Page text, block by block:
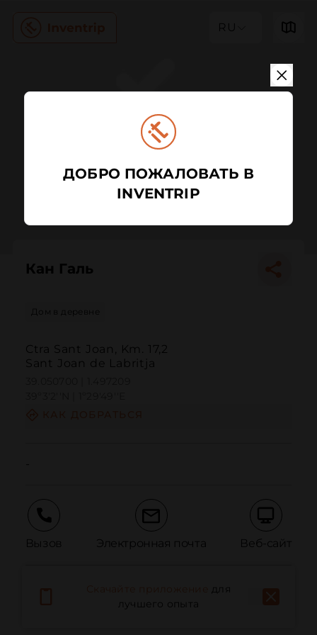
RU
Кан Галь
Дом в деревне
Ctra Sant Joan, Km. 17,2
Sant Joan de Labritja
Вызов Электронная почта Веб-сайт
Сообщить о проблеме
для
лучшего опыта
ДОБРО ПОЖАЛОВАТЬ В
INVENTRIP